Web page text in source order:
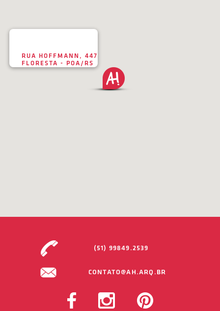
RUA HOFFMANN, 447
FLORESTA - POA/RS
(51) 99849.2539
CONTATO@AH.ARQ.BR
FACEBOOK INSTAGRAM